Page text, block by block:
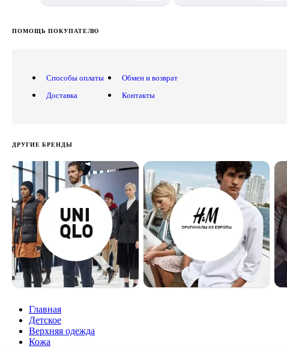
ПОМОЩЬ ПОКУПАТЕЛЮ
Способы оплаты
Доставка
Обмен и возврат
Контакты
ДРУГИЕ БРЕНДЫ
Главная
Детское
Верхняя одежда
Кожа